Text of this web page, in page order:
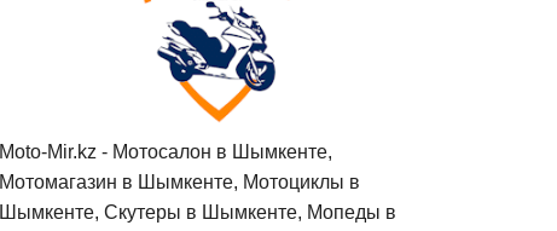
Moto-Mir.kz - Мотосалон в Шымкенте,
Мотомагазин в Шымкенте, Мотоциклы в
Шымкенте, Скутеры в Шымкенте, Мопеды в